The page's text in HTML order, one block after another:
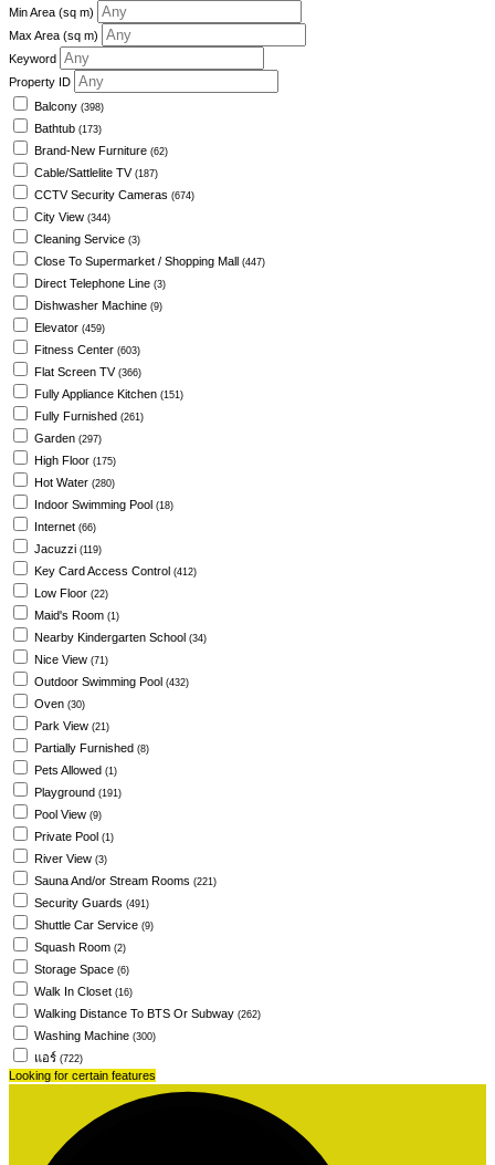
Min Area (sq m)
Max Area (sq m)
Keyword
Property ID
Balcony (398)
Bathtub (173)
Brand-New Furniture (62)
Cable/Sattlelite TV (187)
CCTV Security Cameras (674)
City View (344)
Cleaning Service (3)
Close To Supermarket / Shopping Mall (447)
Direct Telephone Line (3)
Dishwasher Machine (9)
Elevator (459)
Fitness Center (603)
Flat Screen TV (366)
Fully Appliance Kitchen (151)
Fully Furnished (261)
Garden (297)
High Floor (175)
Hot Water (280)
Indoor Swimming Pool (18)
Internet (66)
Jacuzzi (119)
Key Card Access Control (412)
Low Floor (22)
Maid's Room (1)
Nearby Kindergarten School (34)
Nice View (71)
Outdoor Swimming Pool (432)
Oven (30)
Park View (21)
Partially Furnished (8)
Pets Allowed (1)
Playground (191)
Pool View (9)
Private Pool (1)
River View (3)
Sauna And/or Stream Rooms (221)
Security Guards (491)
Shuttle Car Service (9)
Squash Room (2)
Storage Space (6)
Walk In Closet (16)
Walking Distance To BTS Or Subway (262)
Washing Machine (300)
แอร์ (722)
Looking for certain features